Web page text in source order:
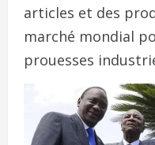
articles et des
marché mondial
prouesses